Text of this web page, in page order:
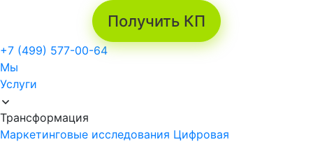
Получить КП
+7 (499) 577-00-64
Мы
Услуги
Трансформация
Маркетинговые исследования Цифровая